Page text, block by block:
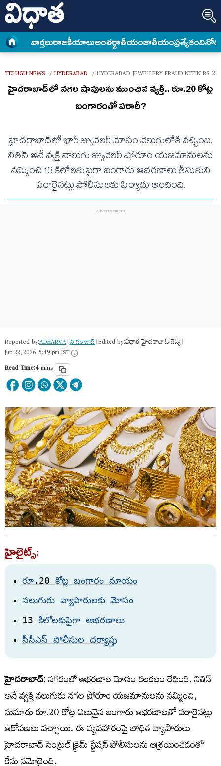
వార్త‌లురాజకీయాలుఅంత‌ర్జాతీయంజాతీయంప్రత్యేకం
TELUGU NEWS / HYDERABAD / HYDERABAD JEWELLERY FRAUD NITIN RS
హైదరాబాద్‌లో నగల షాపులను ముంచిన వ్యక్తి.. రూ.20 కోట్ల
బంగారంతో పరారీ?
హైదరాబాద్‌లో భారీ జ్యువెలరీ మోసం వెలుగులోకి వచ్చింది.
నితిన్‌ అనే వ్యక్తి నాలుగు జ్యువెలరీ షోరూం యజమానులను
నమ్మించి 13 కిలోలకుపైగా బంగారు ఆభరణాలు తీసుకుని
పరారైనట్లు పోలీసులకు ఫిర్యాదు అందింది.
Reported by:ADHARVA|హైదరాబాద్​|Edited by:విధాత హైదరాబాద్ డెస్క్|
Jun 22, 2026, 5:49 pm IST
Read Time:4 mins
హైలైట్స్:
రూ .20 కోట్ల బంగారం మాయం
నలుగురు వ్యాపారులకు మోసం
13 కిలోలకుపైగా ఆభరణాలు
సీసీఎస్‌ పోలీసుల దర్యాప్తు
హైదరాబాద్‌: నగరంలో ఆభరణాల మోసం కలకలం రేపింది. నితిన్‌
అనే వ్యక్తి నలుగురు నగల షోరూం యజమానులను నమ్మించి,
సుమారు రూ.20 కోట్ల విలువైన బంగారు ఆభరణాలతో పరారైనట్లు
ఆరోపణలు వచ్చాయి. ఈ వ్యవహారంపై బాధిత వ్యాపారులు
హైదరాబాద్‌ సెంట్రల్‌ క్రైమ్‌ స్టేషన్‌ పోలీసులను ఆశ్రయించడంతో